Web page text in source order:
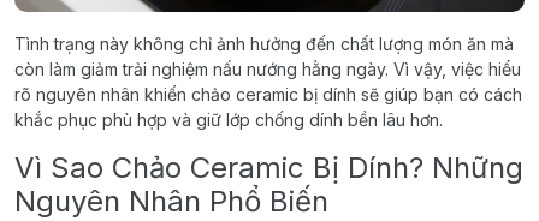
Tình trạng này không chỉ ảnh hưởng đến chất lượng món ăn mà
còn làm giảm trải nghiệm nấu nướng hằng ngày. Vì vậy, việc hiểu
rõ nguyên nhân khiến chảo ceramic bị dính sẽ giúp bạn có cách
khắc phục phù hợp và giữ lớp chống dính bền lâu hơn.
Vì Sao Chảo Ceramic Bị Dính? Những
Nguyên Nhân Phổ Biến